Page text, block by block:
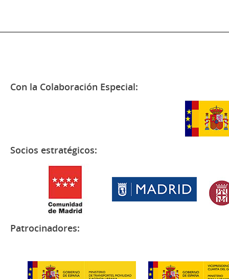
Con la Colaboración Especial:
Socios estratégicos:
Patrocinadores: